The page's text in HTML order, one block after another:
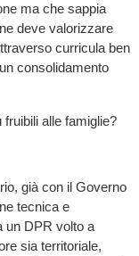
ma che sappia
deve valorizzare
curricula ben
consolidamento
alle famiglie?
già con il Governo
tecnica e
un DPR volto a
sia territoriale,